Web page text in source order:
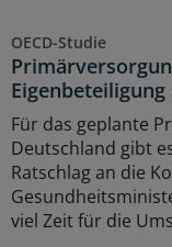
OECD-Studie
Für das geplante
Deutschland gibt
Ratschlag an die
viel Zeit für die